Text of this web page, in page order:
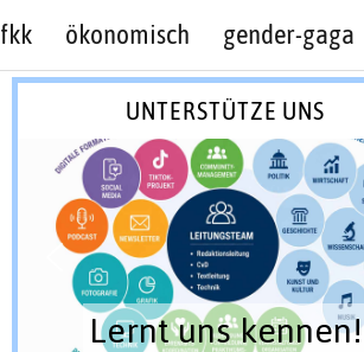
fkk ökonomisch gender-gaga
UNTERSTÜTZE UNS
Lernt uns kennen!